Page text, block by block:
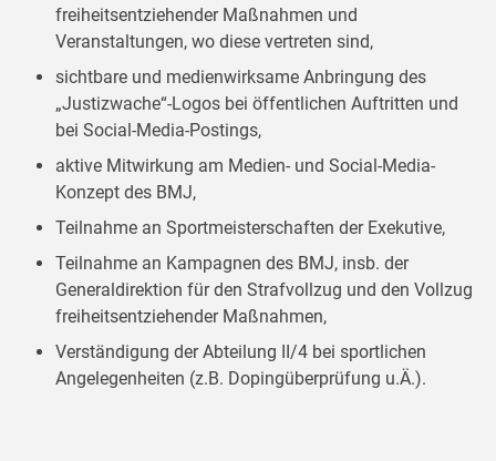
freiheitsentziehender Maßnahmen und
Veranstaltungen, wo diese vertreten sind,
sichtbare und medienwirksame Anbringung des
„Justizwache“-Logos bei öffentlichen Auftritten und
bei Social-Media-Postings,
aktive Mitwirkung am Medien- und Social-Media-
Konzept des BMJ,
Teilnahme an Sportmeisterschaften der Exekutive,
Teilnahme an Kampagnen des BMJ, insb. der
Generaldirektion für den Strafvollzug und den Vollzug
freiheitsentziehender Maßnahmen,
Verständigung der Abteilung II/4 bei sportlichen
Angelegenheiten (z.B. Dopingüberprüfung u.Ä.).